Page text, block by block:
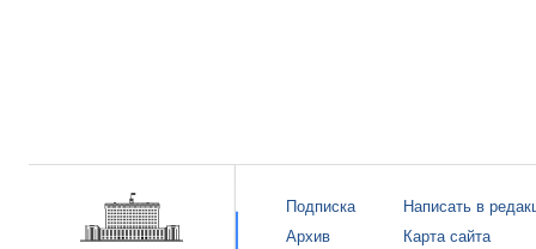
Подписка
Архив
Написать в
Карта сайта